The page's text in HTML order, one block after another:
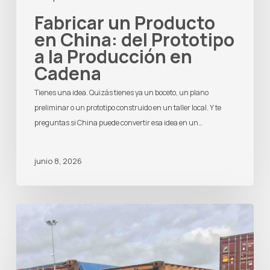
Fabricar un Producto
en China: del Prototipo
a la Producción en
Cadena
Tienes una idea. Quizás tienes ya un boceto, un plano
preliminar o un prototipo construido en un taller local. Y te
preguntas si China puede convertir esa idea en un…
junio 8, 2026
en